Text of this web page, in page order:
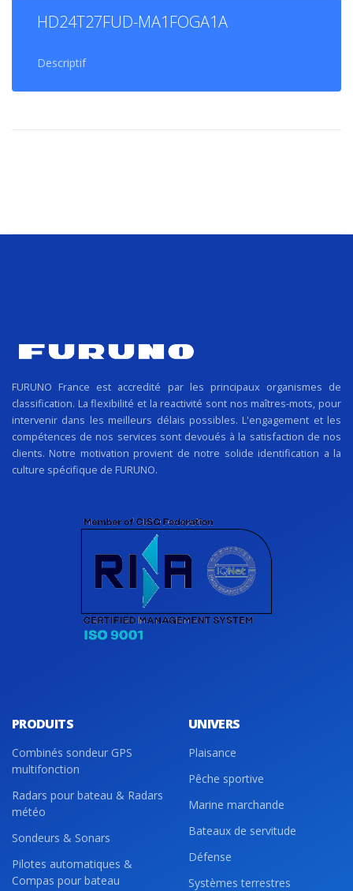
HD24T27FUD-MA1FOGA1A
Descriptif
FURUNO France est accredité par les principaux organismes de
classification. La flexibilité et la reactivité sont nos maîtres-mots, pour
intervenir dans les meilleurs délais possibles. L'engagement et les
compétences de nos services sont devoués à la satisfaction de nos
clients. Notre motivation provient de notre solide identification a la
culture spécifique de FURUNO.
PRODUITS
Combinés sondeur GPS
multifonction
Radars pour bateau & Radars
météo
Sondeurs & Sonars
Pilotes automatiques &
Compas pour bateau
UNIVERS
Plaisance
Pêche sportive
Marine marchande
Bateaux de servitude
Défense
Systèmes terrestres